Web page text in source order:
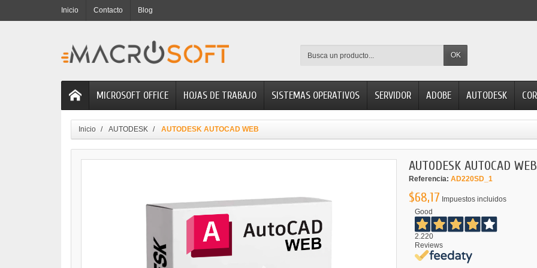
Inicio Contacto Blog
OK
MICROSOFT OFFICE HOJAS DE TRABAJO SISTEMAS OPERATIVOS SERVIDOR ADOBE AUTODESK
Inicio AUTODESK AUTODESK AUTOCAD WEB
AUTODESK AUTOCAD WEB
Referencia: AD220SD_1
$68,17 Impuestos incluidos
Good
2.220
Reviews